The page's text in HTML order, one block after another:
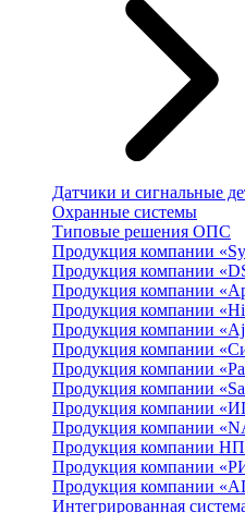
Датчики и сигнальные
Охранные системы
Типовые решения ОПС
Продукция компании
Продукция компании
Продукция компании
Продукция компании
Продукция компании
Продукция компании
Продукция компании
Продукция компании
Продукция компании
Продукция компании
Продукция компании
Продукция компании
Продукция компании
Интегрированная